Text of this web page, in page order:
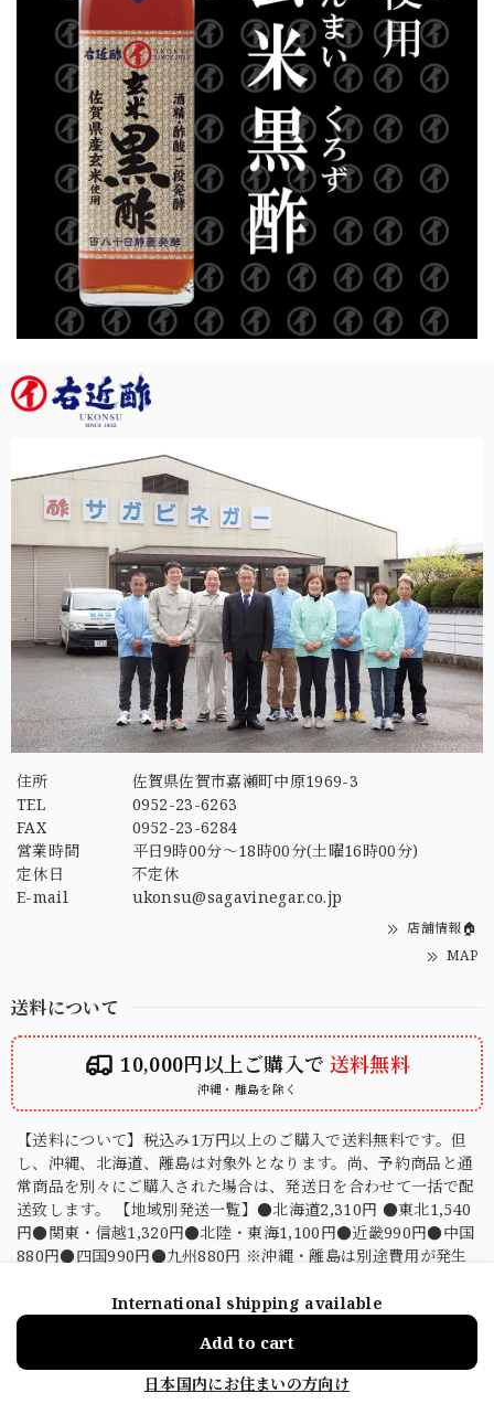
住所
佐賀県佐賀市嘉瀬町中原1969-3
TEL
0952-23-6263
FAX
0952-23-6284
営業時間
平日9時00分～18時00分(土曜16時00分)
定休日
不定休
E-mail
ukonsu@sagavinegar.co.jp
店舗情報🏠
MAP
送料について
10,000円以上ご購入で 送料無料
沖縄・離島を除く
【送料について】税込み1万円以上のご購入で送料無料です。但
し、沖縄、北海道、離島は対象外となります。尚、予約商品と通
常商品を別々にご購入された場合は、発送日を合わせて一括で配
送致します。 【地域別発送一覧】●北海道2,310円 ●東北1,540
円●関東・信越1,320円●北陸・東海1,100円●近畿990円●中国
880円●四国990円●九州880円 ※沖縄・離島は別途費用が発生
送料について
お支払い方法について
International shipping available
Add to cart
日本国内にお住まいの方向け
ショップに質問する